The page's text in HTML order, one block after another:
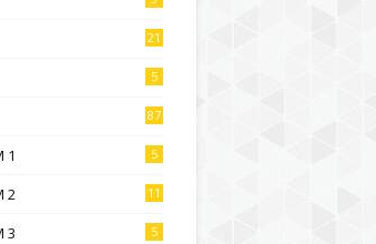
21
5
87
1 5
2 11
3 5